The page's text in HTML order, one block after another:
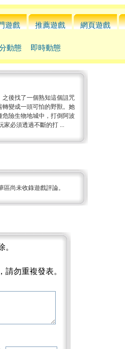
遊戲 推薦遊戲 網頁遊戲
動態 即時動態
後找了一個熟知這個詛咒
變成一頭可怕的野獸。她
險生物地城中，打倒阿波
家必須透過不斷的打 ...
區尚未收錄遊戲評論。
。
請勿重複發表。